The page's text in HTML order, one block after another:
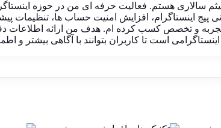
سالاری هستم. فعالیت حرفه ای من در حوزه
پیج اینستاگرام، افزایش امنیت حساب ها، تنظیمات
تجربه و تخصص کسب کرده ام. هدف من ارائه اطلاعات
است تا کاربران بتوانند با آگاهی بیشتر و